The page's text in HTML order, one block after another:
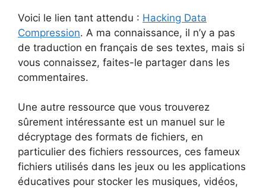
Voici le lien tant attendu : Hacking Data
Compression. A ma connaissance, il n’y a pas
de traduction en français de ses textes, mais si
vous connaissez, faites-le partager dans les
commentaires.
Une autre ressource que vous trouverez
sûrement intéressante est un manuel sur le
décryptage des formats de fichiers, en
particulier des fichiers ressources, ces fameux
fichiers utilisés dans les jeux ou les applications
éducatives pour stocker les musiques, vidéos,